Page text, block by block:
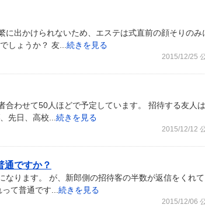
出かけられないため、エステは式直前の顔そりのみ
しょうか？ 友... 続きを見る
2015/12/25
合わせて50人ほどで予定しています。 招待する友人
先日、高校... 続きを見る
2015/12/12
通ですか？
なります。 が、新郎側の招待客の半数が返信をくれ
て普通です... 続きを見る
2015/12/06